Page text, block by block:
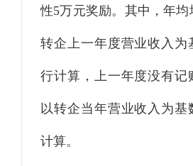
性5万元奖励。其中，年均
转企上一年度营业收入为
行计算，上一年度没有记
以转企当年营业收入为基
计算。